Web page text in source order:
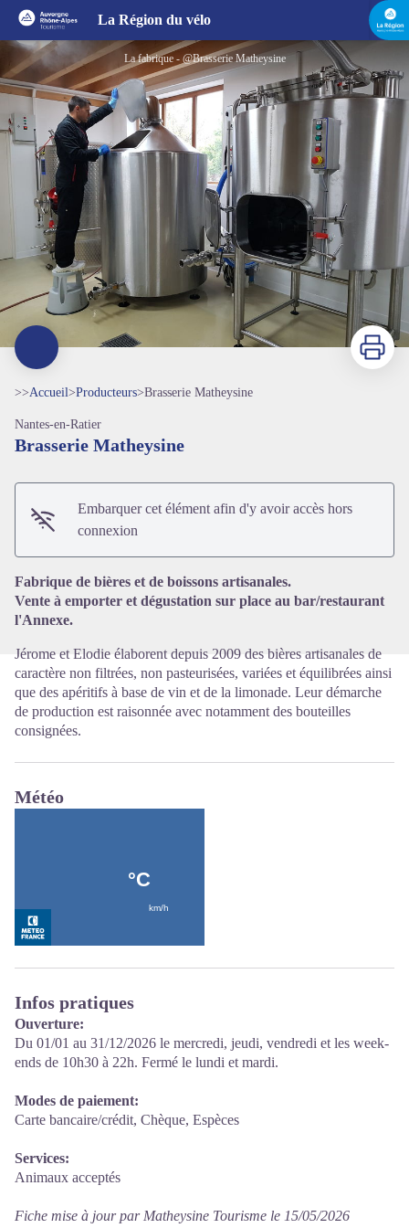
La Région du vélo
La fabrique - @Brasserie Matheysine
Voir l'image en plein écran
Imprimer
>>Accueil>Producteurs>Brasserie Matheysine
Nantes-en-Ratier
Brasserie Matheysine
Embarquer cet élément afin d'y avoir accès hors
connexion
Fabrique de bières et de boissons artisanales.
Vente à emporter et dégustation sur place au bar/restaurant
l'Annexe.
Jérome et Elodie élaborent depuis 2009 des bières artisanales de
caractère non filtrées, non pasteurisées, variées et équilibrées ainsi
que des apéritifs à base de vin et de la limonade. Leur démarche
de production est raisonnée avec notamment des bouteilles
consignées.
Météo
Infos pratiques
Ouverture:
Du 01/01 au 31/12/2026 le mercredi, jeudi, vendredi et les week-
ends de 10h30 à 22h. Fermé le lundi et mardi.
Modes de paiement:
Carte bancaire/crédit, Chèque, Espèces
Services:
Animaux acceptés
Fiche mise à jour par Matheysine Tourisme le 15/05/2026